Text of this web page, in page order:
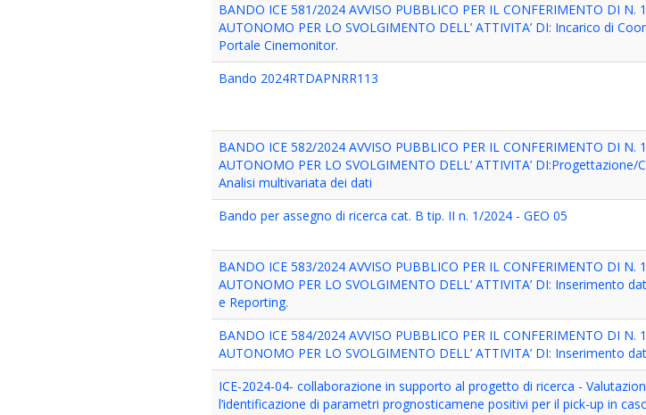
BANDO ICE 581/2024 AVVISO PUBBLICO PER IL CONFERIMENTO DI N.
AUTONOMO PER LO SVOLGIMENTO DELL’ ATTIVITA’ DI: Incarico di
Portale Cinemonitor.
Bando 2024RTDAPNRR113
BANDO ICE 582/2024 AVVISO PUBBLICO PER IL CONFERIMENTO DI N.
AUTONOMO PER LO SVOLGIMENTO DELL’ ATTIVITA’
Analisi multivariata dei dati
Bando per assegno di ricerca cat. B tip. II n. 1/2024 - GEO 05
BANDO ICE 583/2024 AVVISO PUBBLICO PER IL CONFERIMENTO DI N.
AUTONOMO PER LO SVOLGIMENTO DELL’ ATTIVITA’ DI: Inserimento
e Reporting.
BANDO ICE 584/2024 AVVISO PUBBLICO PER IL CONFERIMENTO DI N.
AUTONOMO PER LO SVOLGIMENTO DELL’ ATTIVITA’ DI: Inserimento
ICE-2024-04- collaborazione in supporto al progetto di ricerca -
l’identificazione di parametri prognosticamene positivi per il pick-up in